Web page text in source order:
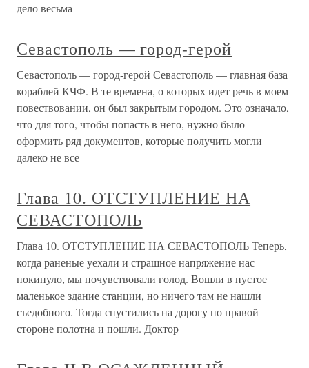
дело весьма
Севастополь — город-герой
Севастополь — город-герой Севастополь — главная база
кораблей КЧФ. В те времена, о которых идет речь в моем
повествовании, он был закрытым городом. Это означало,
что для того, чтобы попасть в него, нужно было
оформить ряд документов, которые получить могли
далеко не все
Глава 10. ОТСТУПЛЕНИЕ НА
СЕВАСТОПОЛЬ
Глава 10. ОТСТУПЛЕНИЕ НА СЕВАСТОПОЛЬ Теперь,
когда раненые уехали и страшное напряжение нас
покинуло, мы почувствовали голод. Вошли в пустое
маленькое здание станции, но ничего там не нашли
съедобного. Тогда спустились на дорогу по правой
стороне полотна и пошли. Доктор